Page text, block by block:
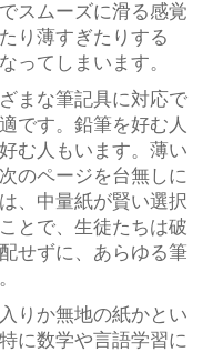
スムーズに滑る感覚
り薄すぎたりする
ってしまいます。
まな筆記具に対応で
です。鉛筆を好む人
む人もいます。薄い
のページを台無しに
、中量紙が賢い選択
とで、生徒たちは破
せずに、あらゆる筆
りか無地の紙かとい
に数学や言語学習に